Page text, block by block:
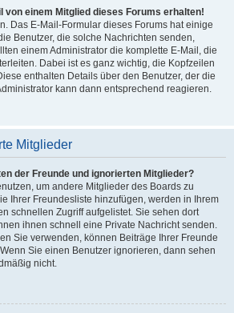
von einem Mitglied dieses Forums erhalten!
Das E-Mail-Formular dieses Forums hat einige
Benutzer, die solche Nachrichten senden,
einem Administrator die komplette E-Mail, die
Dabei ist es ganz wichtig, die Kopfzeilen
enthalten Details über den Benutzer, der die
kann dann entsprechend reagieren.
Mitglieder
der Freunde und ignorierten Mitglieder?
um andere Mitglieder des Boards zu
Ihrer Freundesliste hinzufügen, werden in Ihrem
schnellen Zugriff aufgelistet. Sie sehen dort
ihnen schnell eine Private Nachricht senden.
Sie verwenden, können Beiträge Ihrer Freunde
Sie einen Benutzer ignorieren, dann sehen
nicht.